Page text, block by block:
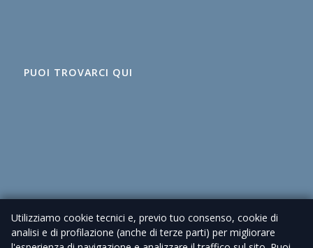
PUOI TROVARCI QUI
Utilizziamo cookie tecnici e, previo tuo consenso, cookie di
analisi e di profilazione (anche di terze parti) per migliorare